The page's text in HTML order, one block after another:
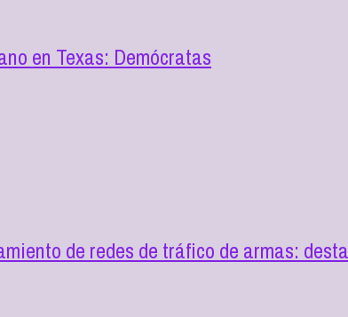
en Texas: Demócratas
de redes de tráfico de armas: